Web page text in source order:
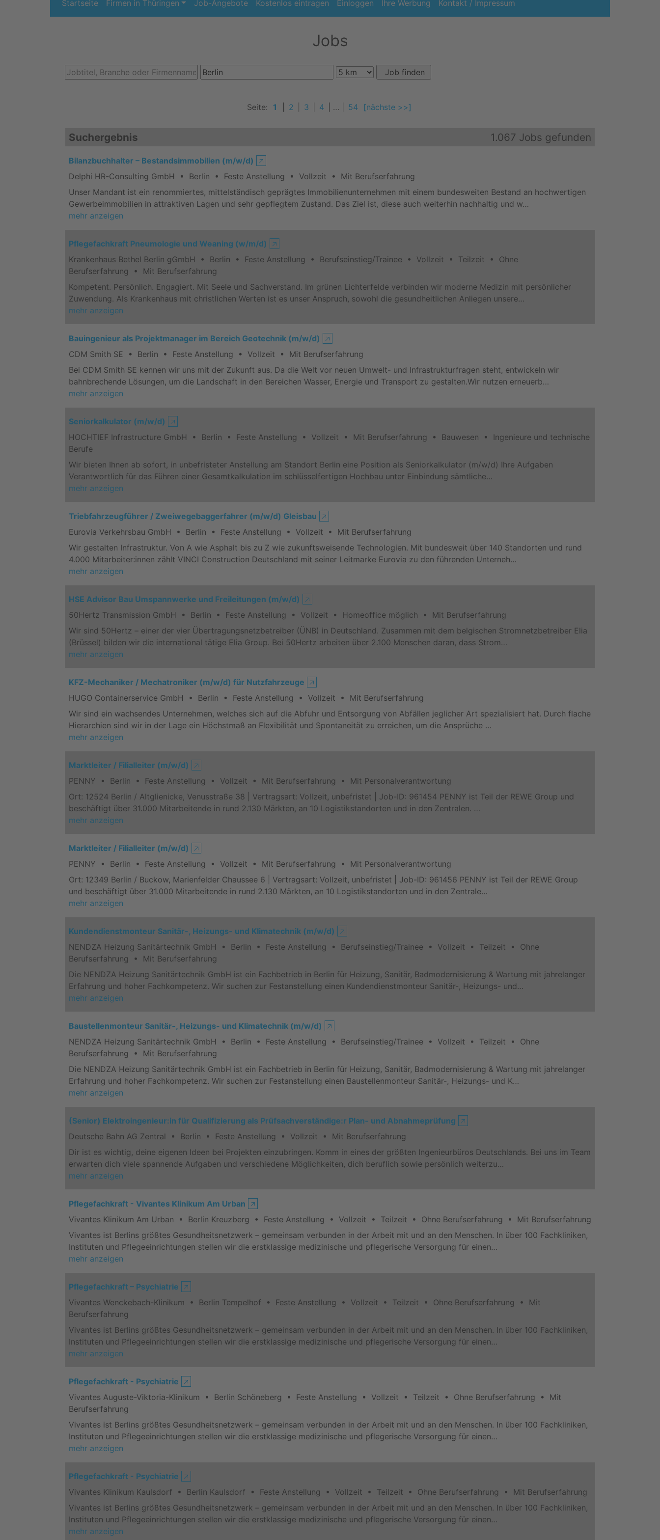
Startseite Firmen in Thüringen Job-Angebote Kostenlos eintragen Einloggen Ihre Werbung Kontakt / Impressum
Jobs
Seite: 1 2 3 4 | … | 54 [nächste >>]
1.067 Jobs gefunden
Suchergebnis
Bilanzbuchhalter – Bestandsimmobilien (m/w/d)
🡥
Delphi HR-Consulting GmbH • Berlin • Feste Anstellung • Vollzeit • Mit Berufserfahrung
Unser Mandant ist ein renommiertes, mittelständisch geprägtes Immobilienunternehmen mit einem bundesweiten Bestand an hochwertigen
Gewerbeimmobilien in attraktiven Lagen und sehr gepflegtem Zustand. Das Ziel ist, diese auch weiterhin nachhaltig und w…
mehr anzeigen
Pflegefachkraft Pneumologie und Weaning (w/m/d)
🡥
Krankenhaus Bethel Berlin gGmbH • Berlin • Feste Anstellung • Berufseinstieg/Trainee • Vollzeit • Teilzeit • Ohne
Berufserfahrung • Mit Berufserfahrung
Kompetent. Persönlich. Engagiert. Mit Seele und Sachverstand. Im grünen Lichterfelde verbinden wir moderne Medizin mit persönlicher
Zuwendung. Als Krankenhaus mit christlichen Werten ist es unser Anspruch, sowohl die gesundheitlichen Anliegen unsere…
mehr anzeigen
Bauingenieur als Projektmanager im Bereich Geotechnik (m/w/d)
🡥
CDM Smith SE • Berlin • Feste Anstellung • Vollzeit • Mit Berufserfahrung
Bei CDM Smith SE kennen wir uns mit der Zukunft aus. Da die Welt vor neuen Umwelt- und Infrastrukturfragen steht, entwickeln wir
bahnbrechende Lösungen, um die Landschaft in den Bereichen Wasser, Energie und Transport zu gestalten.Wir nutzen erneuerb…
mehr anzeigen
Seniorkalkulator (m/w/d)
🡥
HOCHTIEF Infrastructure GmbH • Berlin • Feste Anstellung • Vollzeit • Mit Berufserfahrung • Bauwesen • Ingenieure und technische
Berufe
Wir bieten Ihnen ab sofort, in unbefristeter Anstellung am Standort Berlin eine Position als Seniorkalkulator (m/w/d) Ihre Aufgaben
Verantwortlich für das Führen einer Gesamtkalkulation im schlüsselfertigen Hochbau unter Einbindung sämtliche…
mehr anzeigen
Triebfahrzeugführer / Zweiwegebaggerfahrer (m/w/d) Gleisbau 🡥
Eurovia Verkehrsbau GmbH • Berlin • Feste Anstellung • Vollzeit • Mit Berufserfahrung
Wir gestalten Infrastruktur. Von A wie Asphalt bis zu Z wie zukunftsweisende Technologien. Mit bundesweit über 140 Standorten und rund
4.000 Mitarbeiter:innen zählt VINCI Construction Deutschland mit seiner Leitmarke Eurovia zu den führenden Unterneh…
mehr anzeigen
HSE Advisor Bau Umspannwerke und Freileitungen (m/w/d)
🡥
50Hertz Transmission GmbH • Berlin • Feste Anstellung • Vollzeit • Homeoffice möglich • Mit Berufserfahrung
Wir sind 50Hertz – einer der vier Übertragungsnetzbetreiber (ÜNB) in Deutschland. Zusammen mit dem belgischen Stromnetzbetreiber Elia
(Brüssel) bilden wir die international tätige Elia Group. Bei 50Hertz arbeiten über 2.100 Menschen daran, dass Strom…
mehr anzeigen
KFZ-Mechaniker / Mechatroniker (m/w/d) für Nutzfahrzeuge 🡥
HUGO Containerservice GmbH • Berlin • Feste Anstellung • Vollzeit • Mit Berufserfahrung
Wir sind ein wachsendes Unternehmen, welches sich auf die Abfuhr und Entsorgung von Abfällen jeglicher Art spezialisiert hat. Durch flache
Hierarchien sind wir in der Lage ein Höchstmaß an Flexibilität und Spontaneität zu erreichen, um die Ansprüche …
mehr anzeigen
Marktleiter / Filialleiter (m/w/d)
🡥
PENNY • Berlin • Feste Anstellung • Vollzeit • Mit Berufserfahrung • Mit Personalverantwortung
Ort: 12524 Berlin / Altglienicke, Venusstraße 38 | Vertragsart: Vollzeit, unbefristet | Job-ID: 961454 PENNY ist Teil der REWE Group und
beschäftigt über 31.000 Mitarbeitende in rund 2.130 Märkten, an 10 Logistikstandorten und in den Zentralen. …
mehr anzeigen
Marktleiter / Filialleiter (m/w/d)
🡥
PENNY • Berlin • Feste Anstellung • Vollzeit • Mit Berufserfahrung • Mit Personalverantwortung
Ort: 12349 Berlin / Buckow, Marienfelder Chaussee 6 | Vertragsart: Vollzeit, unbefristet | Job-ID: 961456 PENNY ist Teil der REWE Group
und beschäftigt über 31.000 Mitarbeitende in rund 2.130 Märkten, an 10 Logistikstandorten und in den Zentrale…
mehr anzeigen
Kundendienstmonteur Sanitär-, Heizungs- und Klimatechnik (m/w/d)
🡥
NENDZA Heizung Sanitärtechnik GmbH • Berlin • Feste Anstellung • Berufseinstieg/Trainee • Vollzeit • Teilzeit • Ohne
Berufserfahrung • Mit Berufserfahrung
Die NENDZA Heizung Sanitärtechnik GmbH ist ein Fachbetrieb in Berlin für Heizung, Sanitär, Badmodernisierung & Wartung mit jahrelanger
Erfahrung und hoher Fachkompetenz. Wir suchen zur Festanstellung einen Kundendienstmonteur Sanitär-, Heizungs- und…
mehr anzeigen
Baustellenmonteur Sanitär-, Heizungs- und Klimatechnik (m/w/d)
🡥
NENDZA Heizung Sanitärtechnik GmbH • Berlin • Feste Anstellung • Berufseinstieg/Trainee • Vollzeit • Teilzeit • Ohne
Berufserfahrung • Mit Berufserfahrung
Die NENDZA Heizung Sanitärtechnik GmbH ist ein Fachbetrieb in Berlin für Heizung, Sanitär, Badmodernisierung & Wartung mit jahrelanger
Erfahrung und hoher Fachkompetenz. Wir suchen zur Festanstellung einen Baustellenmonteur Sanitär-, Heizungs- und K…
mehr anzeigen
(Senior) Elektroingenieur:in für Qualifizierung als Prüfsachverständige:r Plan- und Abnahmeprüfung 🡥
Deutsche Bahn AG Zentral • Berlin • Feste Anstellung • Vollzeit • Mit Berufserfahrung
Dir ist es wichtig, deine eigenen Ideen bei Projekten einzubringen. Komm in eines der größten Ingenieurbüros Deutschlands. Bei uns im Team
erwarten dich viele spannende Aufgaben und verschiedene Möglichkeiten, dich beruflich sowie persönlich weiterzu…
mehr anzeigen
Pflegefachkraft - Vivantes Klinikum Am Urban 🡥
Vivantes Klinikum Am Urban • Berlin Kreuzberg • Feste Anstellung • Vollzeit • Teilzeit • Ohne Berufserfahrung • Mit Berufserfahrung
Vivantes ist Berlins größtes Gesundheitsnetzwerk – gemeinsam verbunden in der Arbeit mit und an den Menschen. In über 100 Fachkliniken,
Instituten und Pflegeeinrichtungen stellen wir die erstklassige medizinische und pflegerische Versorgung für einen…
mehr anzeigen
Pflegefachkraft – Psychiatrie 🡥
Vivantes Wenckebach-Klinikum • Berlin Tempelhof • Feste Anstellung • Vollzeit • Teilzeit • Ohne Berufserfahrung • Mit
Berufserfahrung
Vivantes ist Berlins größtes Gesundheitsnetzwerk – gemeinsam verbunden in der Arbeit mit und an den Menschen. In über 100 Fachkliniken,
Instituten und Pflegeeinrichtungen stellen wir die erstklassige medizinische und pflegerische Versorgung für einen…
mehr anzeigen
Pflegefachkraft - Psychiatrie 🡥
Vivantes Auguste-Viktoria-Klinikum • Berlin Schöneberg • Feste Anstellung • Vollzeit • Teilzeit • Ohne Berufserfahrung • Mit
Berufserfahrung
Vivantes ist Berlins größtes Gesundheitsnetzwerk – gemeinsam verbunden in der Arbeit mit und an den Menschen. In über 100 Fachkliniken,
Instituten und Pflegeeinrichtungen stellen wir die erstklassige medizinische und pflegerische Versorgung für einen…
mehr anzeigen
Pflegefachkraft - Psychiatrie 🡥
Vivantes Klinikum Kaulsdorf • Berlin Kaulsdorf • Feste Anstellung • Vollzeit • Teilzeit • Ohne Berufserfahrung • Mit Berufserfahrung
Vivantes ist Berlins größtes Gesundheitsnetzwerk – gemeinsam verbunden in der Arbeit mit und an den Menschen. In über 100 Fachkliniken,
Instituten und Pflegeeinrichtungen stellen wir die erstklassige medizinische und pflegerische Versorgung für einen…
mehr anzeigen